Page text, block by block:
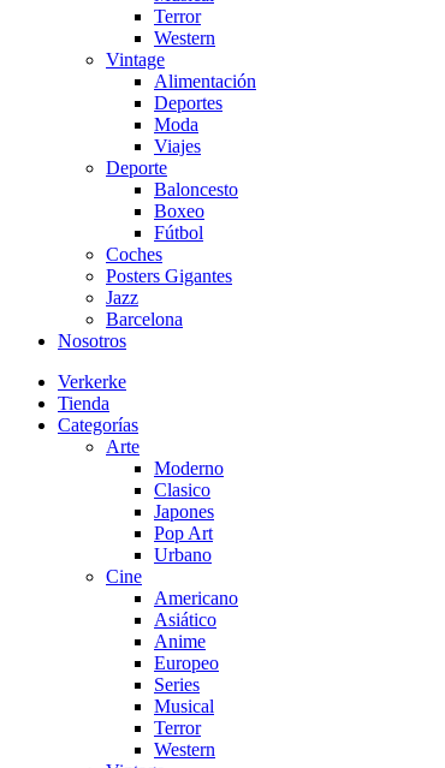
Terror
Western
Vintage
Alimentación
Deportes
Moda
Viajes
Deporte
Baloncesto
Boxeo
Fútbol
Coches
Posters Gigantes
Jazz
Barcelona
Nosotros
Verkerke
Tienda
Categorías
Arte
Moderno
Clasico
Japones
Pop Art
Urbano
Cine
Americano
Asiático
Anime
Europeo
Series
Musical
Terror
Western